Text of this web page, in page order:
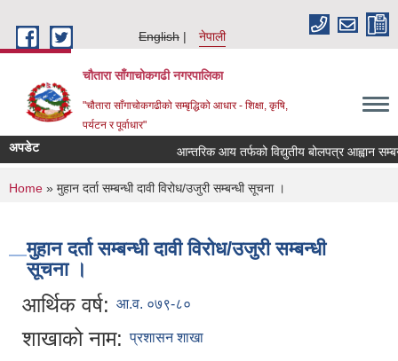
English
नेपाली
चौतारा साँगाचोकगढी नगरपालिका
"चौतारा साँगाचोकगढीको सम्बृद्धिको आधार - शिक्षा, कृषि,
पर्यटन र पूर्वाधार"
अपडेट आन्तरिक आय तर्फको विद्युतीय बोलपत्र आह्वान सम्बन्धी
You are here
Home » मुहान दर्ता सम्बन्धी दावी विरोध/उजुरी सम्बन्धी सूचना ।
मुहान दर्ता सम्बन्धी दावी विरोध/उजुरी सम्बन्धी
सूचना ।
आर्थिक वर्ष: आ.व. ०७९-८०
शाखाको नाम: प्रशासन शाखा